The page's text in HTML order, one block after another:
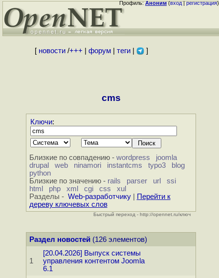
Профиль:Аноним(вход|регистрация)
[ новости/+++ форум| теги| ]
cms
Ключи:
Близкие по совпадению - wordpress
joomla
drupal
web ninamori instantcms typo3
blog
python
Близкие по значению - rails parser url
ssi
html
php xml cgi css
xul
Разделы - Web-разработчику|
Перейти к
дереву ключевых слов
Быстрый переход - http://opennet.ru/ключ
Раздел новостей(126 элементов)
1
[20.04.2026] Выпуск системы
управления контентом Joomla
6.1